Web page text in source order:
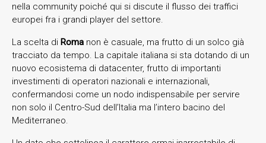
nella community poiché qui si discute il flusso dei traffici
europei fra i grandi player del settore.
La scelta di Roma non è casuale, ma frutto di un solco già
tracciato da tempo. La capitale italiana si sta dotando di un
nuovo ecosistema di datacenter, frutto di importanti
investimenti di operatori nazionali e internazionali,
confermandosi come un nodo indispensabile per servire
non solo il Centro-Sud dell’Italia ma l’intero bacino del
Mediterraneo.